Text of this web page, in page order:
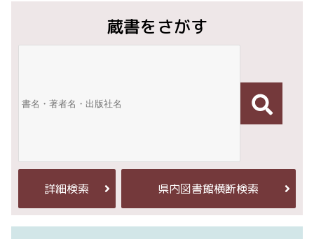
蔵書をさがす
詳細検索 県内図書館横断検索